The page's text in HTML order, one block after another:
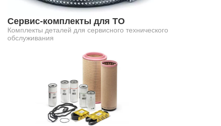
Сервис-комплекты для ТО
Комплекты деталей для сервисного технического
обслуживания